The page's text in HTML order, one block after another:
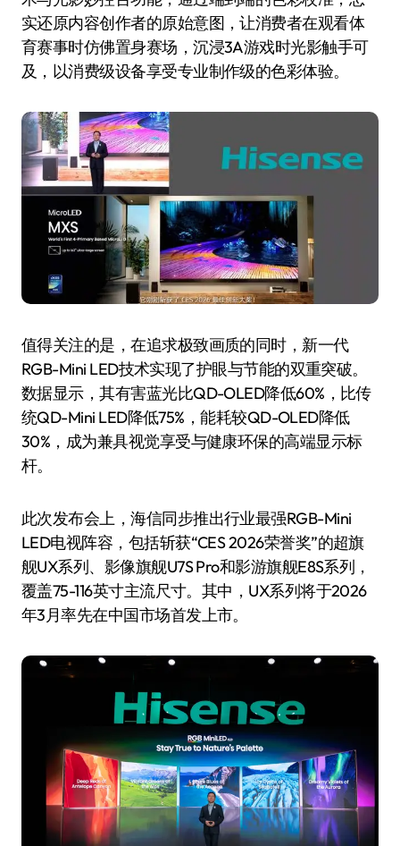
实还原内容创作者的原始意图，让消费者在观看体
育赛事时仿佛置身赛场，沉浸3A游戏时光影触手可
及，以消费级设备享受专业制作级的色彩体验。
值得关注的是，在追求极致画质的同时，新一代
RGB-Mini LED技术实现了护眼与节能的双重突破。
数据显示，其有害蓝光比QD-OLED降低60%，比传
统QD-Mini LED降低75%，能耗较QD-OLED降低
30%，成为兼具视觉享受与健康环保的高端显示标
杆。
此次发布会上，海信同步推出行业最强RGB-Mini
LED电视阵容，包括斩获“CES 2026荣誉奖”的超旗
舰UX系列、影像旗舰U7S Pro和影游旗舰E8S系列，
覆盖75-116英寸主流尺寸。其中，UX系列将于2026
年3月率先在中国市场首发上市。